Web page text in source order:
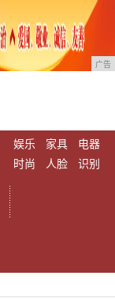
广告
娱乐 家具
电器
时尚
人脸 识别